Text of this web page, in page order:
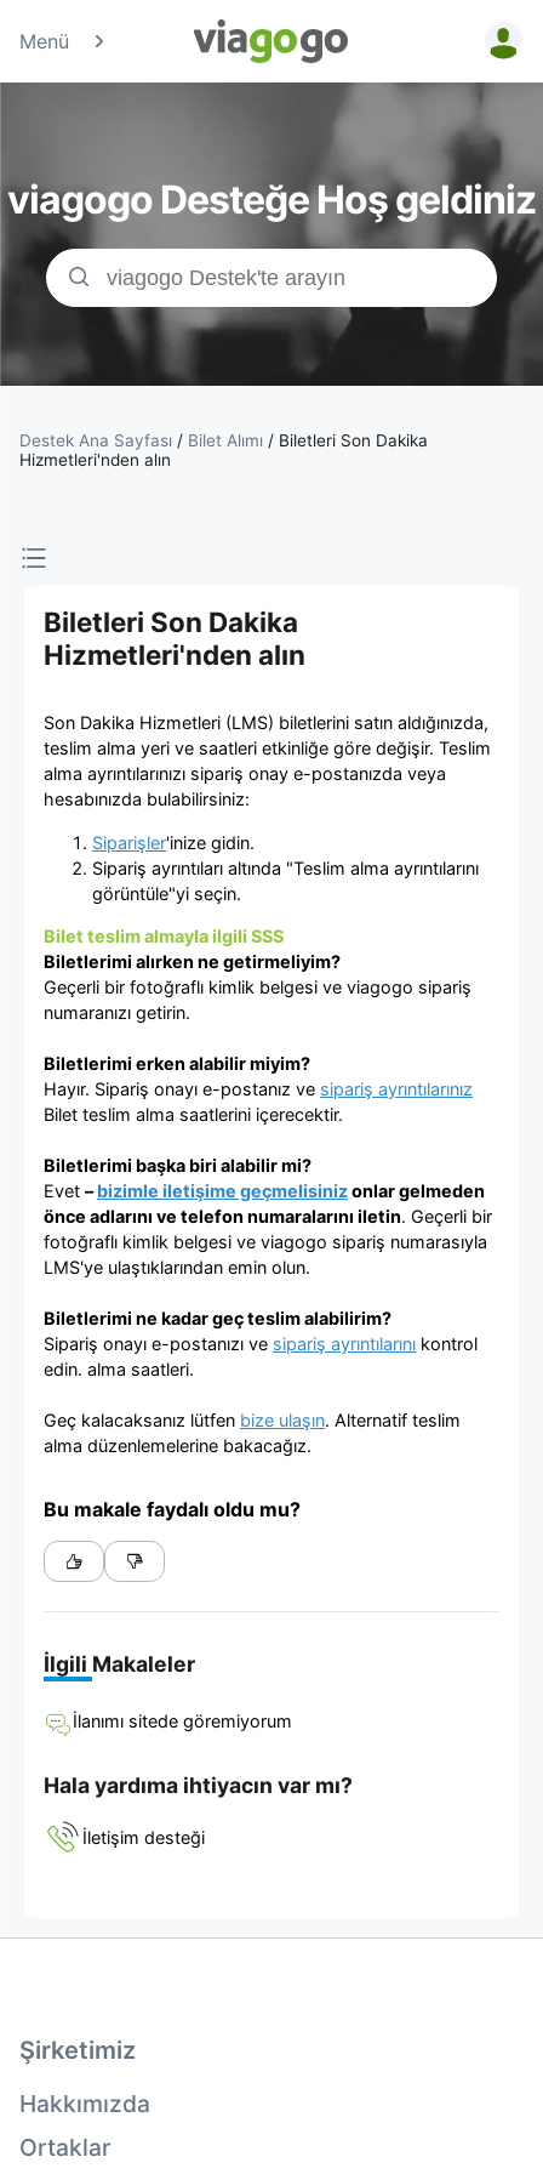
Menü
Biletler
Konser,
Spor
&amp;
Tiyatro
Biletleri
Bilet
Pazarı
viagogo Desteğe Hoş geldiniz
Destek Ana Sayfası / Bilet Alımı / Biletleri Son Dakika
Hizmetleri'nden alın
Biletleri Son Dakika
Hizmetleri'nden alın
Son Dakika Hizmetleri (LMS) biletlerini satın aldığınızda,
teslim alma yeri ve saatleri etkinliğe göre değişir. Teslim
alma ayrıntılarınızı sipariş onay e-postanızda veya
hesabınızda bulabilirsiniz:
Siparişler'inize gidin.
Sipariş ayrıntıları altında "Teslim alma ayrıntılarını
görüntüle"yi seçin.
Bilet teslim almayla ilgili SSS
Biletlerimi alırken ne getirmeliyim?
Geçerli bir fotoğraflı kimlik belgesi ve viagogo sipariş
numaranızı getirin.
Biletlerimi erken alabilir miyim?
Hayır. Sipariş onayı e-postanız ve sipariş ayrıntılarınız
Bilet teslim alma saatlerini içerecektir.
Biletlerimi başka biri alabilir mi?
Evet –bizimle iletişime geçmelisinizonlar gelmeden
önce adlarını ve telefon numaralarını iletin. Geçerli bir
fotoğraflı kimlik belgesi ve viagogo sipariş numarasıyla
LMS'ye ulaştıklarından emin olun.
Biletlerimi ne kadar geç teslim alabilirim?
Sipariş onayı e-postanızı ve sipariş ayrıntılarını kontrol
edin. alma saatleri.
Geç kalacaksanız lütfen bize ulaşın. Alternatif teslim
alma düzenlemelerine bakacağız.
Bu makale faydalı oldu mu?
İlgili Makaleler
İlanımı sitede göremiyorum
Hala yardıma ihtiyacın var mı?
İletişim desteği
Şirketimiz
Hakkımızda
Ortaklar